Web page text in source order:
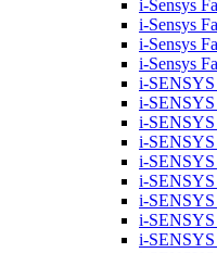
i-Sensys
i-Sensys
i-Sensys
i-Sensys
i-
i-SENSYS
i-
i-
i-
i-SENSYS
i-
i-SENSYS
i-